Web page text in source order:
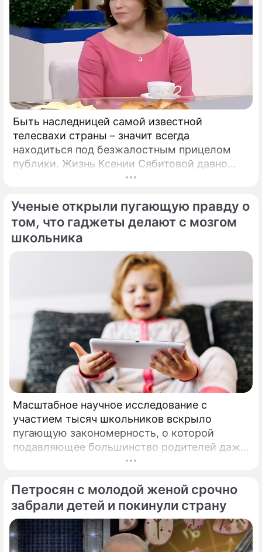
Быть наследницей самой известной
телесвахи страны – значит всегда
находиться под безжалостным прицелом
публики. Жизнь Ксении Сябитовой давно
рассматривают под мощной лупой.
Ученые открыли пугающую правду о
том, что гаджеты делают с мозгом
школьника
Масштабное научное исследование с
участием тысяч школьников вскрыло
пугающую закономерность, о которой
подавляющее большинство родителей даже
не догадывалось. Привычка дарить ребенку
социальным сетям в младшем
подростковом возрасте обворачивается
скрытым провалом в учебе.
Петросян с молодой женой срочно
забрали детей и покинули страну